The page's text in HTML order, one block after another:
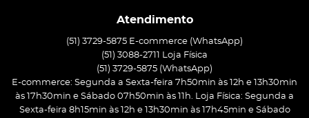
Atendimento
(51) 3729-5875 E-commerce (WhatsApp)
(51) 3088-2711 Loja Física
(51) 3729-5875 (WhatsApp)
E-commerce: Segunda a Sexta-feira 7h50min às 12h e 13h30min
às 17h30min e Sábado 07h50min às 11h. Loja Física: Segunda a
Sexta-feira 8h15min às 12h e 13h30min às 17h45min e Sábado